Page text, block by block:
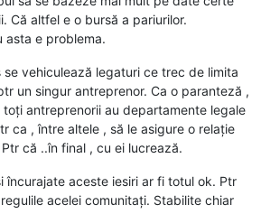
Că altfel e o bursă a pariurilor.
asta e problema.
vehiculează legaturi ce trec de limita
un singur antreprenor. Ca o paranteză ,
antreprenorii au departamente legale
ca , între altele , să le asigure o relație
că ..în final , cu ei lucrează.
încurajate aceste iesiri ar fi totul ok. Ptr
acelei comunitați. Stabilite chiar